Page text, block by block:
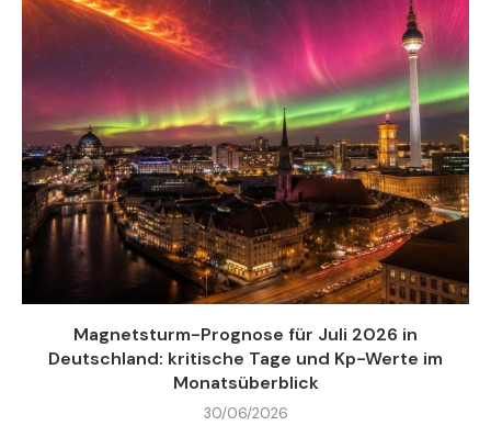
Magnetsturm-Prognose für Juli 2026 in
Deutschland: kritische Tage und Kp-Werte im
Monatsüberblick
30/06/2026